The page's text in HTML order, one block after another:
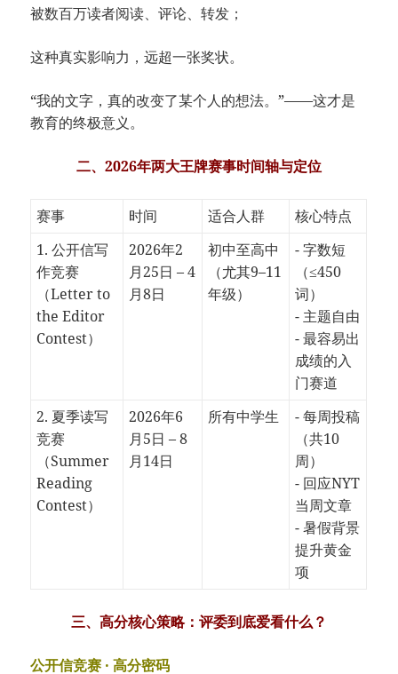
被数百万读者阅读、评论、转发；
这种真实影响力，远超一张奖状。
“我的文字，真的改变了某个人的想法。”——这才是
教育的终极意义。
二、2026年两大王牌赛事时间轴与定位
赛事 时间 适合人群
核心特点
1. 公开信写
作竞赛
（Letter to
the Editor
Contest）
2026年2
月25日 – 4
月8日
初中至高中
（尤其9–11
年级）
- 字数短
（≤450
词）
- 主题自由
- 最容易出
成绩的入
门赛道
2. 夏季读写
竞赛
（Summer
Reading
Contest）
2026年6
月5日 – 8
月14日
所有中学生
- 每周投稿
（共10
周）
- 回应NYT
当周文章
- 暑假背景
提升黄金
项
三、高分核心策略：评委到底爱看什么？
公开信竞赛 · 高分密码